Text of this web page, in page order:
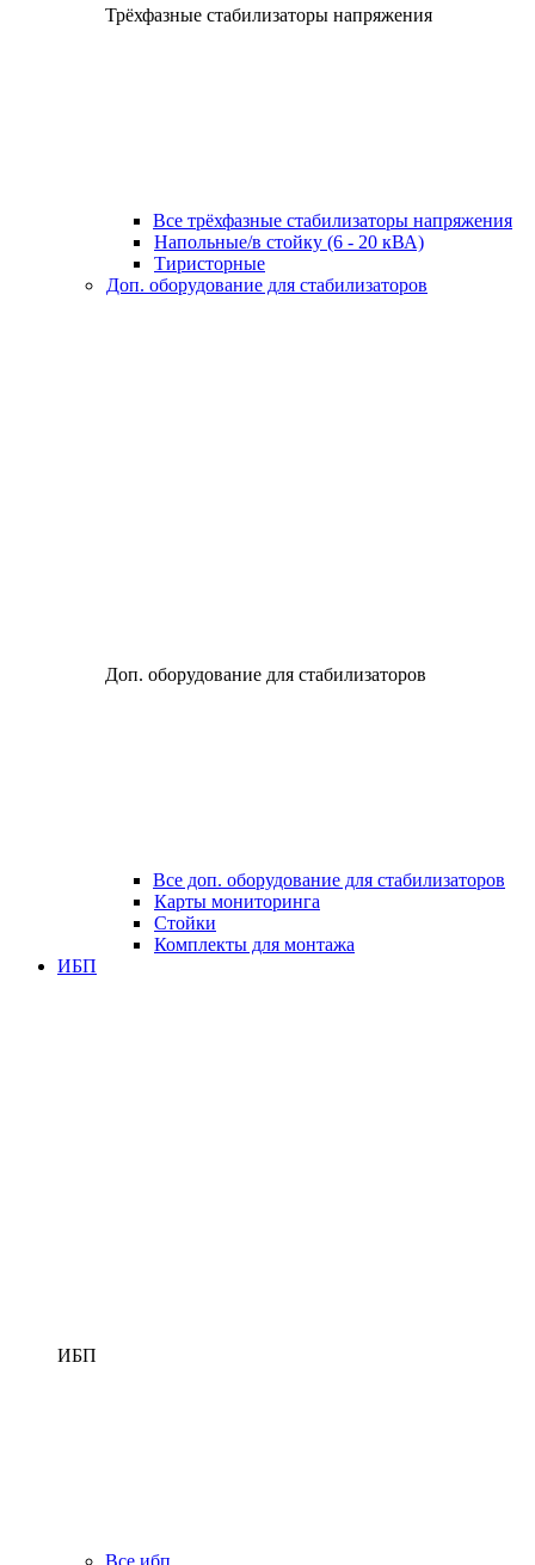
Трёхфазные стабилизаторы напряжения
Все трёхфазные стабилизаторы напряжения
Напольные/в стойку (6 - 20 кВА)
Тиристорные
Доп. оборудование для стабилизаторов
Доп. оборудование для стабилизаторов
Все доп. оборудование для стабилизаторов
Карты мониторинга
Стойки
Комплекты для монтажа
ИБП
ИБП
Все ибп